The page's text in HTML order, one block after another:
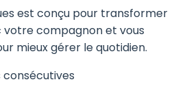
est conçu pour transformer
compagnon et vous
mieux gérer le quotidien.
consécutives